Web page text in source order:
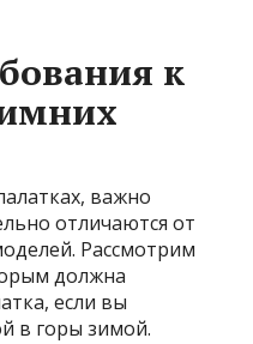
к
важно
отличаются от
Рассмотрим
должна
если вы
в горы зимой.